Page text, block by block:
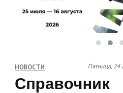
НОВОСТИ Пятница, 24
Справочник